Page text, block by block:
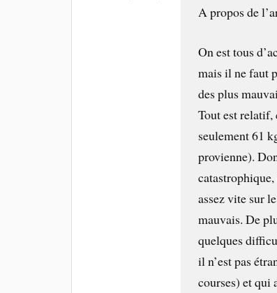
A propos de
On est tous
mais il ne faut
des plus
Tout est relatif,
seulement 61
provienne).
assez vite sur
mauvais. De
quelques
il n’est pas
courses) et qui